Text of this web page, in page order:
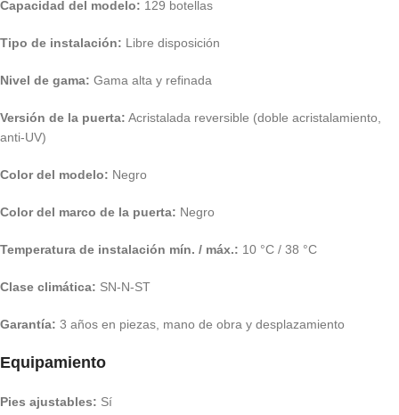
Capacidad del modelo: 129 botellas
Tipo de instalación: Libre disposición
Nivel de gama: Gama alta y refinada
Versión de la puerta: Acristalada reversible (doble acristalamiento,
anti-UV)
Color del modelo: Negro
Color del marco de la puerta: Negro
Temperatura de instalación mín. / máx.: 10 °C / 38 °C
Clase climática: SN-N-ST
Garantía: 3 años en piezas, mano de obra y desplazamiento
Equipamiento
Pies ajustables: Sí